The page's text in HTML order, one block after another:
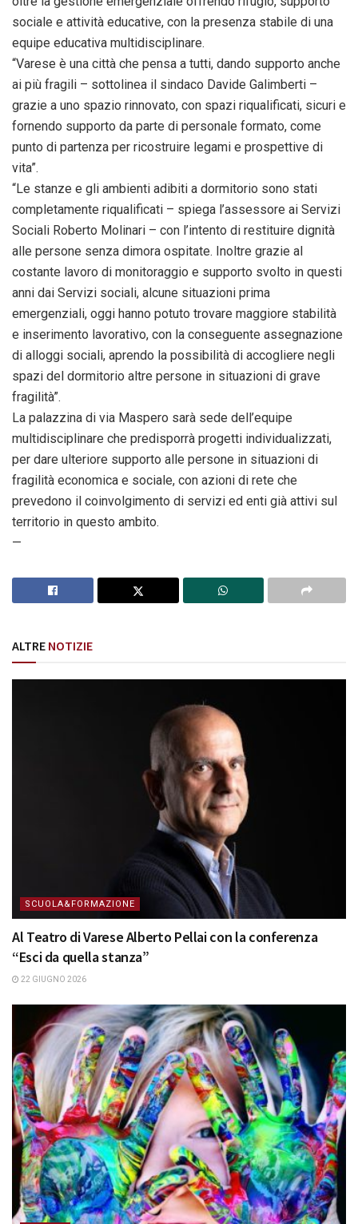
sociale e attività educative, con la presenza stabile di una
equipe educativa multidisciplinare.
“Varese è una città che pensa a tutti, dando supporto anche
ai più fragili – sottolinea il sindaco Davide Galimberti –
grazie a uno spazio rinnovato, con spazi riqualificati, sicuri e
fornendo supporto da parte di personale formato, come
punto di partenza per ricostruire legami e prospettive di
vita”.
“Le stanze e gli ambienti adibiti a dormitorio sono stati
completamente riqualificati – spiega l’assessore ai Servizi
Sociali Roberto Molinari – con l’intento di restituire dignità
alle persone senza dimora ospitate. Inoltre grazie al
costante lavoro di monitoraggio e supporto svolto in questi
anni dai Servizi sociali, alcune situazioni prima
emergenziali, oggi hanno potuto trovare maggiore stabilità
e inserimento lavorativo, con la conseguente assegnazione
di alloggi sociali, aprendo la possibilità di accogliere negli
spazi del dormitorio altre persone in situazioni di grave
fragilità”.
La palazzina di via Maspero sarà sede dell’equipe
multidisciplinare che predisporrà progetti individualizzati,
per dare ulteriore supporto alle persone in situazioni di
fragilità economica e sociale, con azioni di rete che
prevedono il coinvolgimento di servizi ed enti già attivi sul
territorio in questo ambito.
—
ALTRE NOTIZIE
SCUOLA&FORMAZIONE
Al Teatro di Varese Alberto Pellai con la conferenza
“Esci da quella stanza”
22 GIUGNO 2026